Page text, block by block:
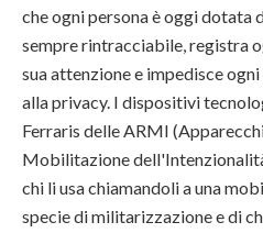
che ogni persona è oggi dotata
sempre rintracciabile, registra
sua attenzione e impedisce
alla privacy. I dispositivi
Ferraris delle ARMI
Mobilitazione
chi li usa chiamandoli a una
specie di militarizzazione e di